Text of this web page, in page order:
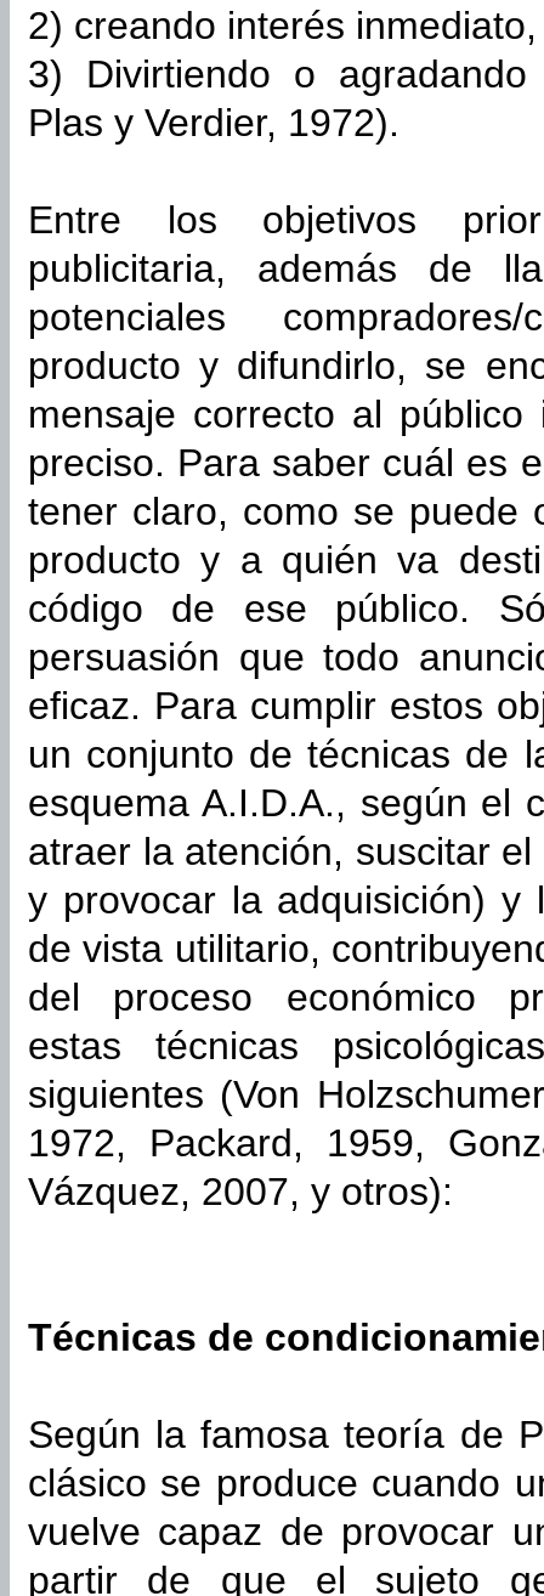
2) creando interés inmediato,
3) Divirtiendo o
Plas y Verdier, 1972).
Entre los objetivos
publicitaria, además de
potenciales
producto y difundirlo, se
mensaje correcto al
preciso. Para saber cuál es
tener claro, como se puede
producto y a quién va
código de ese público.
persuasión que todo
eficaz. Para cumplir estos
un conjunto de técnicas de
esquema A.I.D.A., según el
atraer la atención, suscitar
y provocar la adquisición)
de vista utilitario,
del proceso económico
estas técnicas
siguientes (Von
1972, Packard, 1959,
Vázquez, 2007, y otros):
Técnicas de
Según la famosa teoría de
clásico se produce cuando
vuelve capaz de provocar
partir de que el sujeto